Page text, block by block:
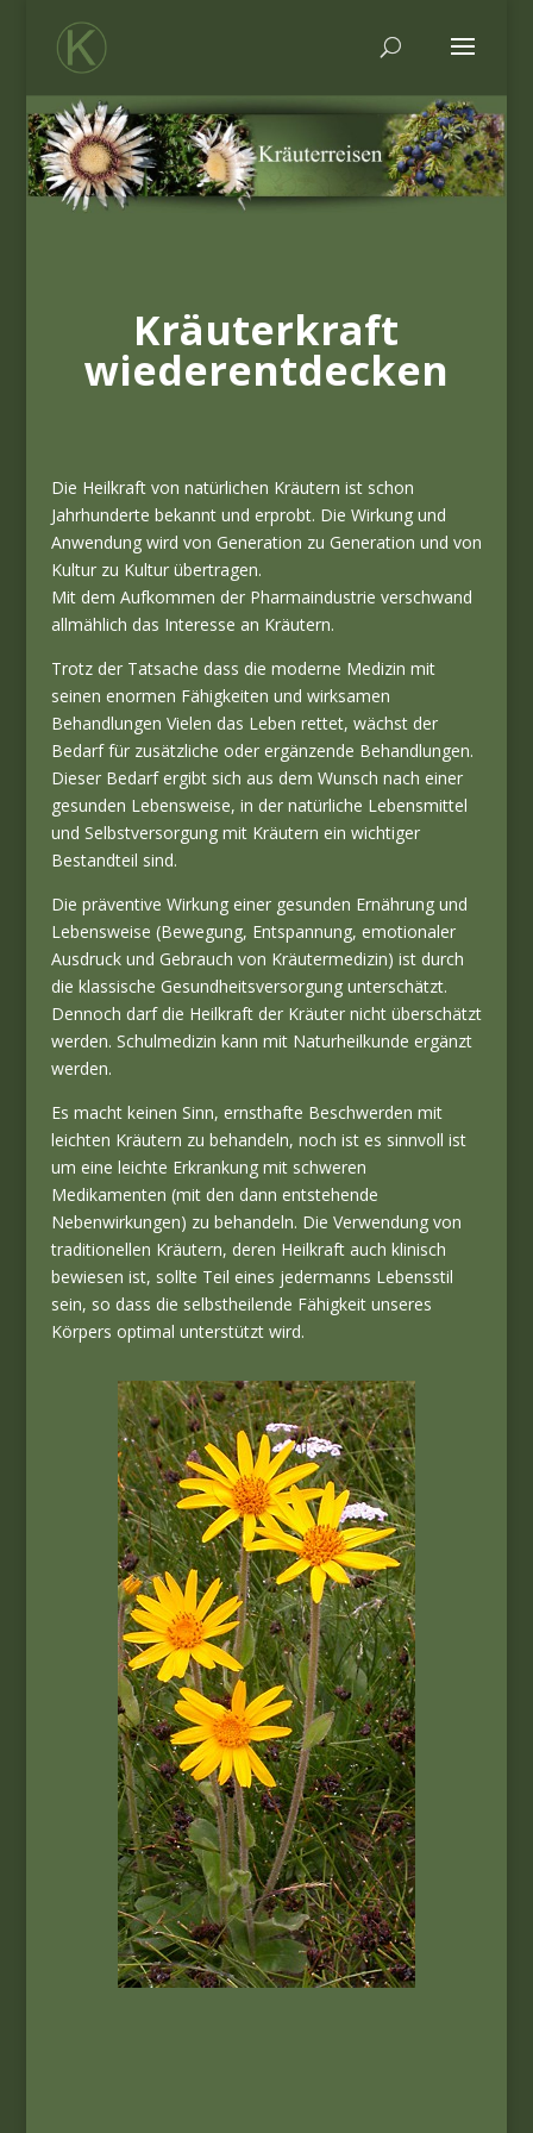
Kräuterkraft
wiederentdecken
Die Heilkraft von natürlichen Kräutern ist schon
Jahrhunderte bekannt und erprobt. Die Wirkung und
Anwendung wird von Generation zu Generation und von
Kultur zu Kultur übertragen.
Mit dem Aufkommen der Pharmaindustrie verschwand
allmählich das Interesse an Kräutern.
Trotz der Tatsache dass die moderne Medizin mit
seinen enormen Fähigkeiten und wirksamen
Behandlungen Vielen das Leben rettet, wächst der
Bedarf für zusätzliche oder ergänzende Behandlungen.
Dieser Bedarf ergibt sich aus dem Wunsch nach einer
gesunden Lebensweise, in der natürliche Lebensmittel
und Selbstversorgung mit Kräutern ein wichtiger
Bestandteil sind.
Die präventive Wirkung einer gesunden Ernährung und
Lebensweise (Bewegung, Entspannung, emotionaler
Ausdruck und Gebrauch von Kräutermedizin) ist durch
die klassische Gesundheitsversorgung unterschätzt.
Dennoch darf die Heilkraft der Kräuter nicht überschätzt
werden. Schulmedizin kann mit Naturheilkunde ergänzt
werden.
Es macht keinen Sinn, ernsthafte Beschwerden mit
leichten Kräutern zu behandeln, noch ist es sinnvoll ist
um eine leichte Erkrankung mit schweren
Medikamenten (mit den dann entstehende
Nebenwirkungen) zu behandeln. Die Verwendung von
traditionellen Kräutern, deren Heilkraft auch klinisch
bewiesen ist, sollte Teil eines jedermanns Lebensstil
sein, so dass die selbstheilende Fähigkeit unseres
Körpers optimal unterstützt wird.